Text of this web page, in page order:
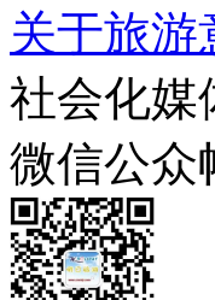
关于旅游
社会化媒
微信公众